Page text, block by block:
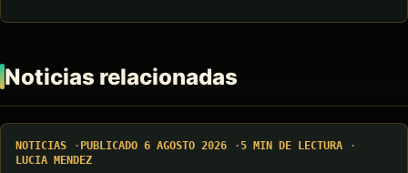
Noticias relacionadas
NOTICIAS PUBLICADO 6 AGOSTO 2026
5 MIN DE LECTURA
LUCIA MENDEZ